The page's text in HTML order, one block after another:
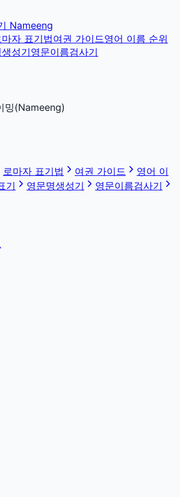
Nameeng
마자 표기법여권 가이드영어 이름 순위
성기영문이름검사기
밍(Nameeng)
로마자 표기법 여권 가이드
영어 이
기 영문명생성기
영문이름검사기